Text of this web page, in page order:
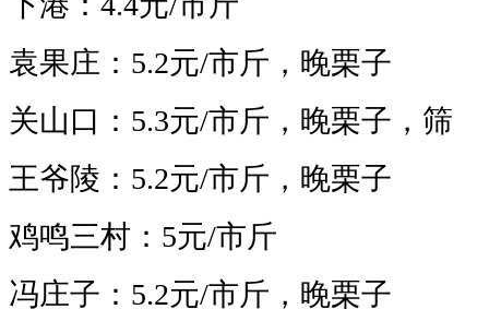
袁果庄：5.2元/市斤，晚栗子
关山口： 5.3元/市斤，晚栗子，筛
王爷陵：5.2元/市斤，晚栗子
鸡鸣三村：5元/市斤
冯庄子：5.2元/市斤，晚栗子